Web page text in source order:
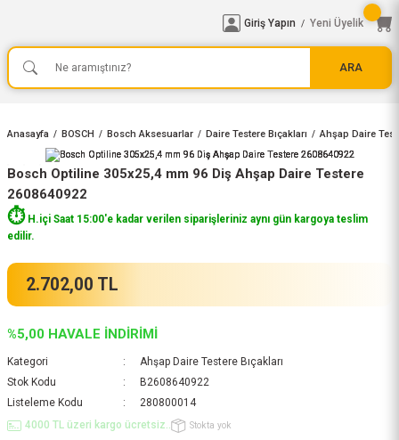
ARA
Giriş Yapın / Yeni Üyelik
Anasayfa BOSCH Bosch Aksesuarlar Daire Testere Bıçakları Ahşap Daire
Bosch Optiline 305x25,4 mm 96 Diş Ahşap Daire Testere
2608640922
⏱️H.içi Saat 15:00'e kadar verilen siparişleriniz aynı gün kargoya teslim
edilir.
2.702,00 TL
%5,00 HAVALE İNDİRİMİ
Kategori
Ahşap Daire Testere Bıçakları
Stok Kodu
B2608640922
Listeleme Kodu
280800014
4000 TL üzeri kargo ücretsiz..
Stokta yok